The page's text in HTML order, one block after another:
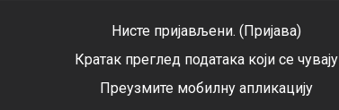
Нисте пријављени. ( Пријава)
Кратак преглед података који се чувају
Преузмите мобилну апликацију